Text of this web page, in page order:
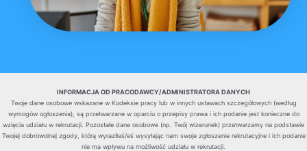
INFORMACJA OD PRACODAWCY/ADMINISTRATORA DANYCH
Twoje dane osobowe wskazane w Kodeksie pracy lub w innych ustawach szczegółowych (według
wymogów ogłoszenia), są przetwarzane w oparciu o przepisy prawa i ich podanie jest konieczne do
wzięcia udziału w rekrutacji. Pozostałe dane osobowe (np. Twój wizerunek) przetwarzamy na podstawie
Twojej dobrowolnej zgody, którą wyraziłaś/eś wysyłając nam swoje zgłoszenie rekrutacyjne i ich podanie
nie ma wpływu na możliwość udziału w rekrutacji.